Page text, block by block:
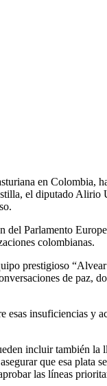
en Colombia,
el diputado
del Parlamento
colombianas.
prestigioso
de
esas insuficiencias
incluir también
que esa
las líneas